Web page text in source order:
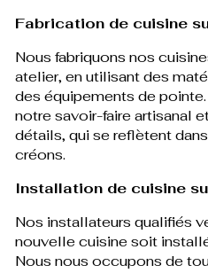
Fabrication de cuisine
Nous fabriquons nos
atelier, en utilisant des
des équipements de
notre savoir-faire artisanal
détails, qui se reflètent
créons.
Installation de cuisine
Nos installateurs qualifiés
nouvelle cuisine soit
Nous nous occupons de